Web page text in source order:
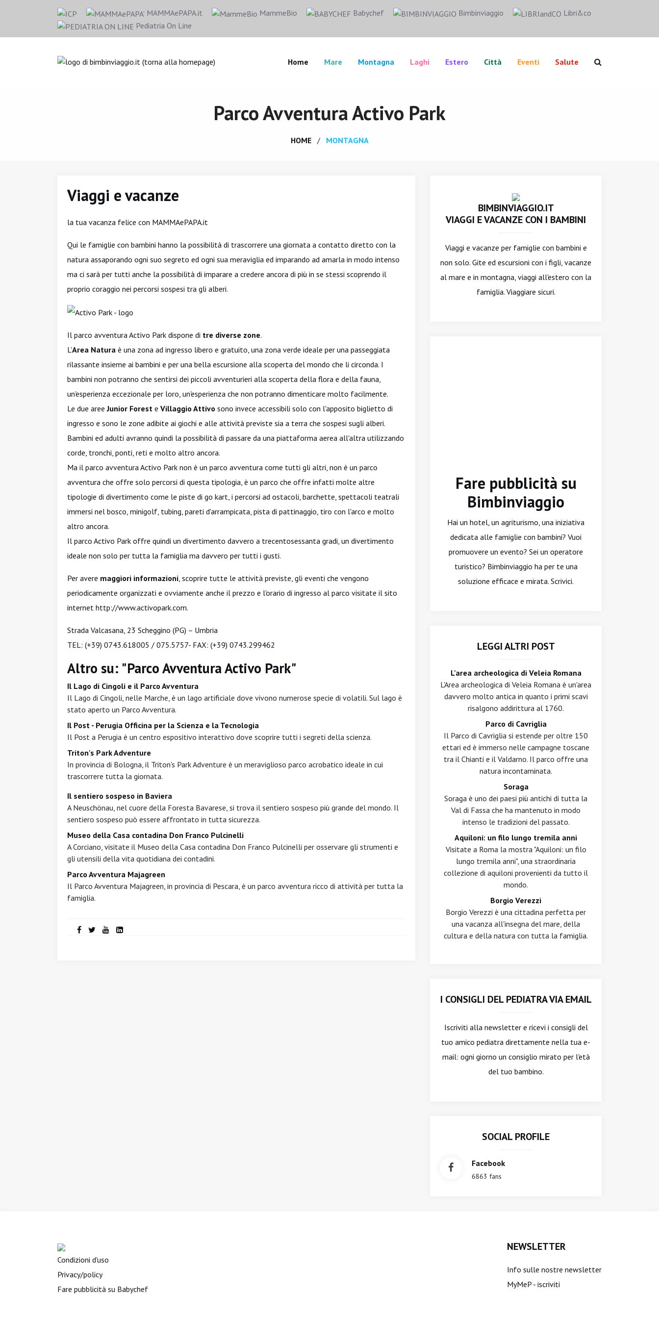
MAMMAePAPA.it MammeBio Babychef Bimbinviaggio
Libri&co
Pediatria On Line
Home Mare Montagna Laghi Estero Città Eventi Salute
Parco Avventura Activo Park
HOME MONTAGNA
Viaggi e vacanze
la tua vacanza felice con MAMMAePAPA.it
Qui le famiglie con bambini hanno la possibilità di trascorrere una giornata a contatto diretto con la
natura assaporando ogni suo segreto ed ogni sua meraviglia ed imparando ad amarla in modo intenso
ma ci sarà per tutti anche la possibilità di imparare a credere ancora di più in se stessi scoprendo il
proprio coraggio nei percorsi sospesi tra gli alberi.
Il parco avventura Activo Park dispone di tre diverse zone.
L'Area Natura è una zona ad ingresso libero e gratuito, una zona verde ideale per una passeggiata
rilassante insieme ai bambini e per una bella escursione alla scoperta del mondo che li circonda. I
bambini non potranno che sentirsi dei piccoli avventurieri alla scoperta della flora e della fauna,
un'esperienza eccezionale per loro, un'esperienza che non potranno dimenticare molto facilmente.
Le due aree Junior Forest e Villaggio Attivo sono invece accessibili solo con l'apposito biglietto di
ingresso e sono le zone adibite ai giochi e alle attività previste sia a terra che sospesi sugli alberi.
Bambini ed adulti avranno quindi la possibilità di passare da una piattaforma aerea all'altra utilizzando
corde, tronchi, ponti, reti e molto altro ancora.
Ma il parco avventura Activo Park non è un parco avventura come tutti gli altri, non è un parco
avventura che offre solo percorsi di questa tipologia, è un parco che offre infatti molte altre
tipologie di divertimento come le piste di go kart, i percorsi ad ostacoli, barchette, spettacoli teatrali
immersi nel bosco, minigolf, tubing, pareti d'arrampicata, pista di pattinaggio, tiro con l'arco e molto
altro ancora.
Il parco Activo Park offre quindi un divertimento davvero a trecentosessanta gradi, un divertimento
ideale non solo per tutta la famiglia ma davvero per tutti i gusti.
Per avere maggiori informazioni, scoprire tutte le attività previste, gli eventi che vengono
periodicamente organizzati e ovviamente anche il prezzo e l'orario di ingresso al parco visitate il sito
internet http://www.activopark.com.
Strada Valcasana, 23 Scheggino (PG) – Umbria
TEL: (+39) 0743.618005 / 075.5757- FAX: (+39) 0743.299462
Altro su: "Parco Avventura Activo Park"
Il Lago di Cingoli e il Parco Avventura
Il Lago di Cingoli, nelle Marche, è un lago artificiale dove vivono numerose specie di volatili. Sul lago è
stato aperto un Parco Avventura.
Il Post - Perugia Officina per la Scienza e la Tecnologia
Il Post a Perugia è un centro espositivo interattivo dove scoprire tutti i segreti della scienza.
Triton's Park Adventure
In provincia di Bologna, il Triton's Park Adventure è un meraviglioso parco acrobatico ideale in cui
trascorrere tutta la giornata.
Il sentiero sospeso in Baviera
A Neuschönau, nel cuore della Foresta Bavarese, si trova il sentiero sospeso più grande del mondo. Il
sentiero sospeso può essere affrontato in tutta sicurezza.
Museo della Casa contadina Don Franco Pulcinelli
A Corciano, visitate il Museo della Casa contadina Don Franco Pulcinelli per osservare gli strumenti e
gli utensili della vita quotidiana dei contadini.
Parco Avventura Majagreen
Il Parco Avventura Majagreen, in provincia di Pescara, è un parco avventura ricco di attività per tutta la
famiglia.
BIMBINVIAGGIO.IT
VIAGGI E VACANZE CON I BAMBINI
Viaggi e vacanze per famiglie con bambini e
non solo. Gite ed escursioni con i figli, vacanze
al mare e in montagna, viaggi all'estero con la
famiglia. Viaggiare sicuri.
Fare pubblicità su
Bimbinviaggio
Hai un hotel, un agriturismo, una iniziativa
dedicata alle famiglie con bambini? Vuoi
promuovere un evento? Sei un operatore
turistico? Bimbinviaggio ha per te una
soluzione efficace e mirata. Scrivici.
LEGGI ALTRI POST
L'area archeologica di Veleia Romana
L'Area archeologica di Veleia Romana è un'area
davvero molto antica in quanto i primi scavi
risalgono addirittura al 1760.
Parco di Cavriglia
Il Parco di Cavriglia si estende per oltre 150
ettari ed è immerso nelle campagne toscane
tra il Chianti e il Valdarno. Il parco offre una
natura incontaminata.
Soraga
Soraga è uno dei paesi più antichi di tutta la
Val di Fassa che ha mantenuto in modo
intenso le tradizioni del passato.
Aquiloni: un filo lungo tremila anni
Visitate a Roma la mostra "Aquiloni: un filo
lungo tremila anni", una straordinaria
collezione di aquiloni provenienti da tutto il
mondo.
Borgio Verezzi
Borgio Verezzi è una cittadina perfetta per
una vacanza all'insegna del mare, della
cultura e della natura con tutta la famiglia.
I CONSIGLI DEL PEDIATRA VIA EMAIL
Iscriviti alla newslettere ricevi i consigli del
tuo amico pediatra direttamente nella tua e-
mail: ogni giorno un consiglio mirato per l'età
del tuo bambino.
SOCIAL PROFILE
Facebook
6863 fans
Condizioni d'uso
Privacy/policy
Fare pubblicità su Babychef
NEWSLETTER
Info sulle nostre newsletter
MyMeP - iscriviti